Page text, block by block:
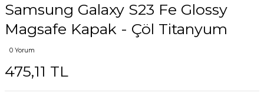
Samsung Galaxy S23 Fe Glossy
Magsafe Kapak - Çöl Titanyum
0 Yorum
475,11 TL